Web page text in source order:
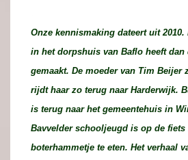
Onze kennismaking dateert uit
in het dorpshuis van Baflo heeft dan
gemaakt. De moeder van Tim Beijer
rijdt haar zo terug naar Harderwijk.
is terug naar het gemeentehuis in
Bavvelder schooljeugd is op de fiets
boterhammetje te eten. Het verhaal